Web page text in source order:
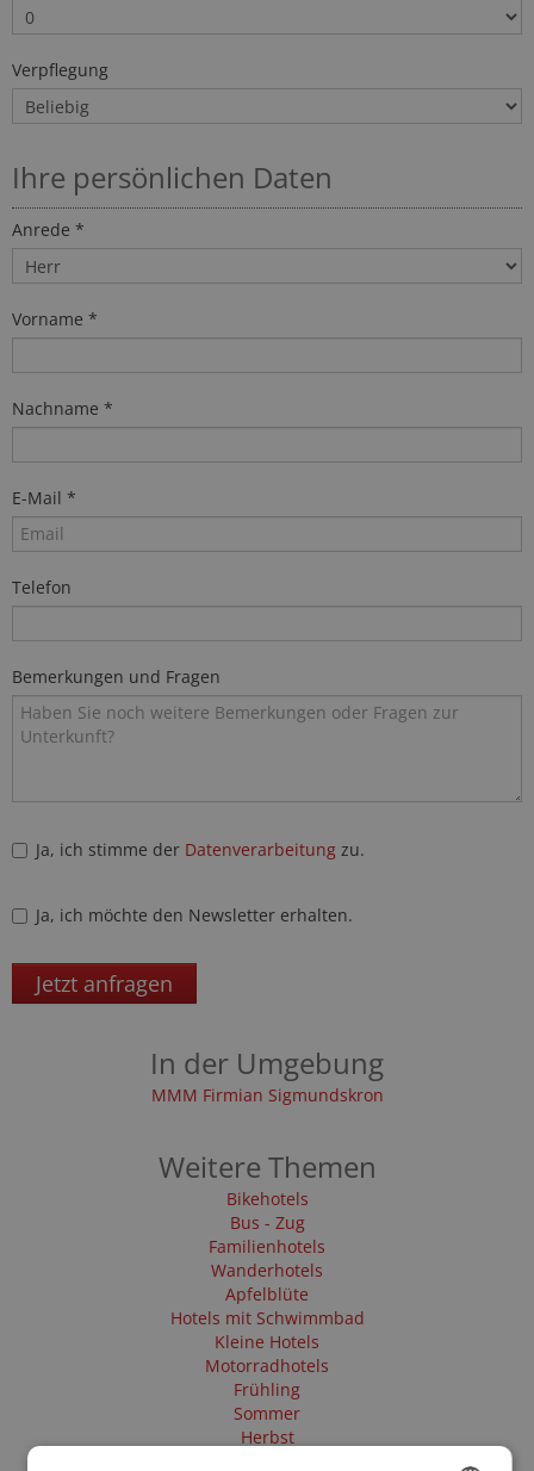
Verpflegung
Ihre persönlichen Daten
Anrede *
Vorname *
Nachname *
E-Mail *
Telefon
Bemerkungen und Fragen
Ja, ich stimme der Datenverarbeitung zu.
Ja, ich möchte den Newsletter erhalten.
Jetzt anfragen
In der Umgebung
MMM Firmian Sigmundskron
Weitere Themen
Bikehotels
Bus - Zug
Familienhotels
Wanderhotels
Apfelblüte
Hotels mit Schwimmbad
Kleine Hotels
Motorradhotels
Frühling
Sommer
Herbst